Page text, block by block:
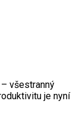
– všestranný
je nyní